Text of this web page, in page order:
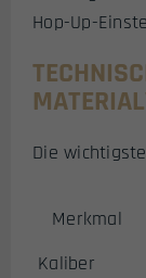
Hop-Up-
Die
Merkmal
Kaliber